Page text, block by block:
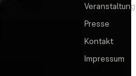
Presse
Kontakt
Impressum